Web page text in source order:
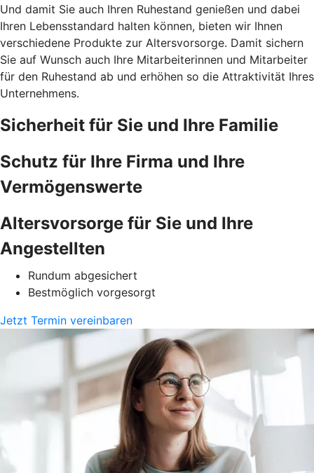
Und damit Sie auch Ihren Ruhestand genießen und dabei
Ihren Lebensstandard halten können, bieten wir Ihnen
verschiedene Produkte zur Altersvorsorge. Damit sichern
Sie auf Wunsch auch Ihre Mitarbeiterinnen und Mitarbeiter
für den Ruhestand ab und erhöhen so die Attraktivität Ihres
Unternehmens.
Sicherheit für Sie und Ihre Familie
Schutz für Ihre Firma und Ihre
Vermögenswerte
Altersvorsorge für Sie und Ihre
Angestellten
Rundum abgesichert
Bestmöglich vorgesorgt
Jetzt Termin vereinbaren